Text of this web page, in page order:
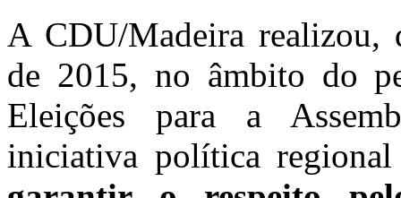
A CDU/Madeira realizou,
de 2015, no âmbito do
Eleições para a
iniciativa política